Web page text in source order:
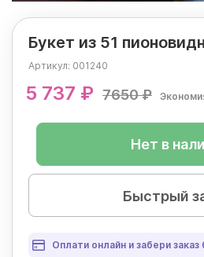
Букет из 51
Артикул: 001240
5 737 ₽ 7650 ₽
Нет в
Быстрый
Оплати онлайн и забери